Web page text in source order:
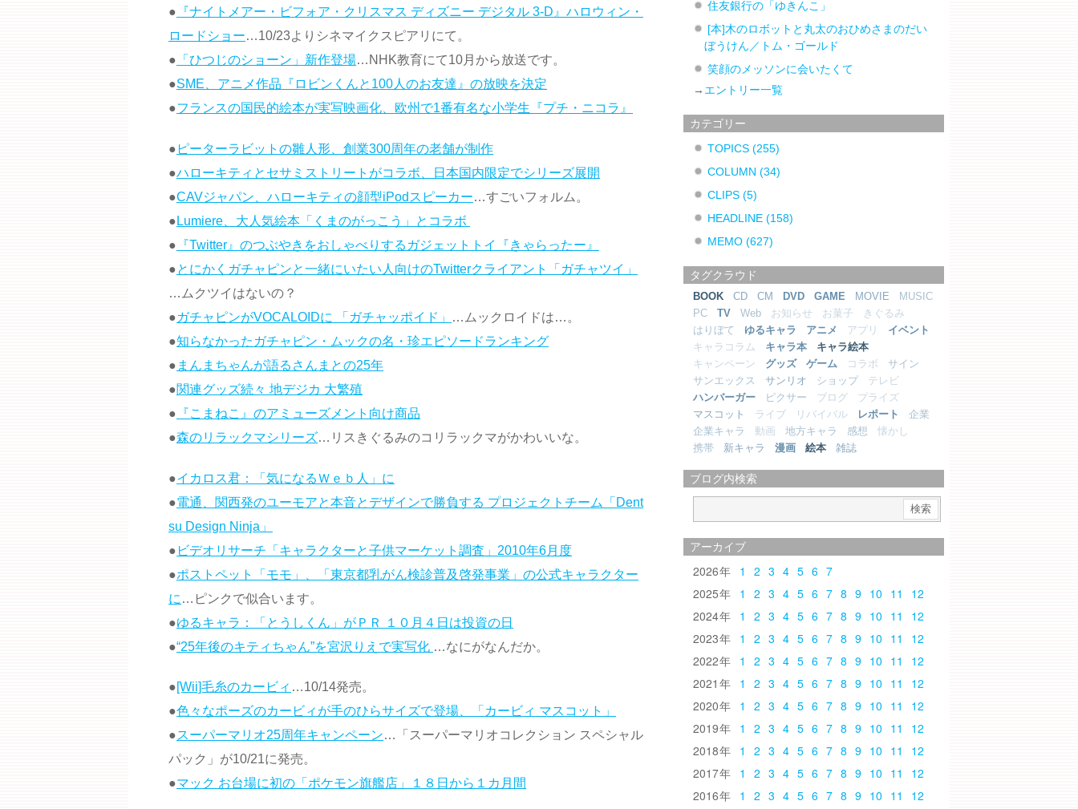
● 『ナイトメアー・ビフォア・クリスマス ディズニー デジタル 3-D』ハロウィン・
ロードショー…10/23よりシネマイクスピアリにて。
● 「ひつじのショーン」新作登場…NHK教育にて10月から放送です。
●SME、アニメ作品『ロビンくんと100人のお友達』の放映を決定
●フランスの国民的絵本が実写映画化、欧州で1番有名な小学生『プチ・ニコラ』
● ピーターラビットの雛人形、創業300周年の老舗が制作
●ハローキティとセサミストリートがコラボ、日本国内限定でシリーズ展開
●CAVジャパン、ハローキティの顔型iPodスピーカー…すごいフォルム。
● Lumiere、大人気絵本「くまのがっこう」とコラボ
● 『Twitter』のつぶやきをおしゃべりするガジェットトイ『きゃらったー』
●とにかくガチャピンと一緒にいたい人向けのTwitterクライアント「ガチャツイ」
…ムクツイはないの？
●ガチャピンがVOCALOIDに 「ガチャッポイド」
…ムックロイドは…。
●知らなかったガチャピン・ムックの名・珍エピソードランキング
● まんまちゃんが語るさんまとの25年
●関連グッズ続々 地デジカ 大繁殖
● 『こまねこ』のアミューズメント向け商品
●森のリラックマシリーズ…リスきぐるみのコリラックマがかわいいな。
●イカロス君：「気になるＷｅｂ人」に
●電通、関西発のユーモアと本音とデザインで勝負する プロジェクトチーム「Dent
su Design Ninja」
● ビデオリサーチ「キャラクターと子供マーケット調査」2010年6月度
●ポストペット「モモ」、「東京都乳がん検診普及啓発事業」の公式キャラクター
に …ピンクで似合います。
●ゆるキャラ：「とうしくん」がＰＲ １０月４日は投資の日
●“25年後のキティちゃん”を宮沢りえで実写化 …なにがなんだか。
●[Wii]毛糸のカービィ …10/14発売。
●色々なポーズのカービィが手のひらサイズで登場、「カービィ マスコット」
●スーパーマリオ25周年キャンペーン…「スーパーマリオコレクション スペシャル
パック」が10/21に発売。
●マック お台場に初の「ポケモン旗艦店」１８日から１カ月間
住友銀行の「ゆきんこ」
[本]木のロボットと丸太のおひめさまのだい
ぼうけん／トム・ゴールド
笑顔のメッソンに会いたくて
→ エントリー一覧
カテゴリー
TOPICS(255)
COLUMN(34)
CLIPS(5)
HEADLINE(158)
MEMO(627)
タグクラウド
BOOK CD CM DVD GAME MOVIE
MUSIC
PC
TV Web お知らせ お菓子
きぐるみ
はりぼて
ゆるキャラ アニメ アプリ
イベント
キャラコラム
キャラ本
キャラ絵本
キャンペーン
グッズ ゲーム コラボ
サイン
サンエックス
サンリオ ショップ
テレビ
ハンバーガー
ピクサー ブログ
プライズ
マスコット
ライブ リバイバル レポート
企業
企業キャラ
動画 地方キャラ 感想
懐かし
携帯
新キャラ 漫画 絵本 雑誌
ブログ内検索
アーカイブ
2026 1 2 3 4 5 6 7
2025
1 2 3 4 5 6 7 8 9 10 11
12
2024
1 2 3 4 5 6 7 8 9 10 11
12
2023
1 2 3 4 5 6 7 8 9 10 11
12
2022
1 2 3 4 5 6 7 8 9 10 11
12
2021
1 2 3 4 5 6 7 8 9 10 11
12
2020
1 2 3 4 5 6 7 8 9 10 11
12
2019
1 2 3 4 5 6 7 8 9 10 11
12
2018
1 2 3 4 5 6 7 8 9 10 11
12
2017
1 2 3 4 5 6 7 8 9 10 11
12
2016
1 2 3 4 5 6 7 8 9 10 11
12